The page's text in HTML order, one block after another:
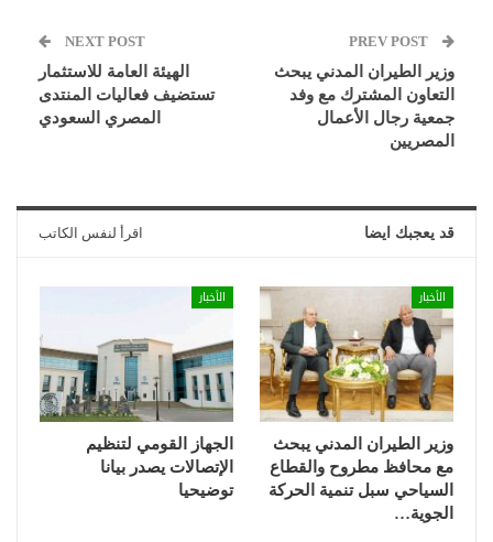
️وزير الطيران المدني يبحث
التعاون المشترك مع وفد
جمعية رجال الأعمال
المصريين
NEXT POST
الهيئة العامة للاستثمار
تستضيف فعاليات المنتدى
المصري السعودي
قد يعجبك ايضا اقرأ لنفس الكاتب
الأخبار
وزير الطيران المدني يبحث
مع محافظ مطروح والقطاع
السياحي سبل تنمية الحركة
الجوية…
الأخبار
الجهاز القومي لتنظيم
الإتصالات يصدر بيانا
توضيحيا